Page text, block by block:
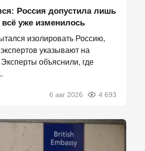
Россия допустила лишь
уже изменилось
изолировать Россию,
указывают на
объяснили, где
6 авг 2026 4 693